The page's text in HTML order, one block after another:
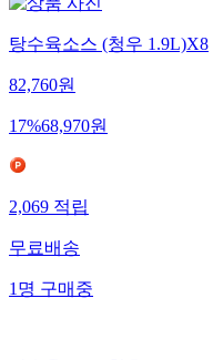
탕수육소스 (청우 1.9L)X8
82,760원
17%68,970원
2,069적립
무료배송
1명구매중